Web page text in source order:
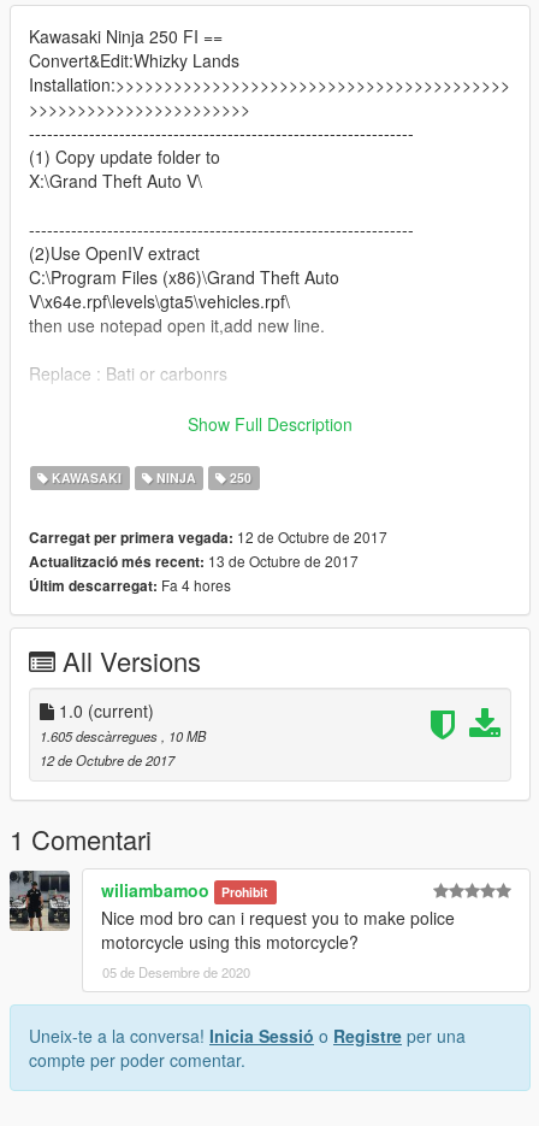
Kawasaki Ninja 250 FI ==
Convert&Edit:Whizky Lands
Installation:>>>>>>>>>>>>>>>>>>>>>>>>>>>>>>>>>>>>>>>>>
>>>>>>>>>>>>>>>>>>>>>>>
----------------------------------------------------------------
(1) Copy update folder to
X:\Grand Theft Auto V\
----------------------------------------------------------------
(2)Use OpenIV extract
C:\Program Files (x86)\Grand Theft Auto
V\x64e.rpf\levels\gta5\vehicles.rpf\
then use notepad open it,add new line.
Replace : Bati or carbonrs
Save it and use OpenIV replace it.
dont forget follow and subscribe
youtube:https://goo.gl/6p71WH
facebook:https://goo.gl/gVtgoW
thank for your suport..
Show Full Description
KAWASAKI NINJA 250
Carregat per primera vegada: 12 de Octubre de 2017
Actualització més recent: 13 de Octubre de 2017
Últim descarregat: Fa 4 hores
All Versions
1.0 (current)
1.605 descàrregues
, 10 MB
12 de Octubre de 2017
1 Comentari
wiliambamoo Prohibit
Nice mod bro can i request you to make police
motorcycle using this motorcycle?
05 de Desembre de 2020
Uneix-te a la conversa! Inicia Sessió o Registre per una
compte per poder comentar.